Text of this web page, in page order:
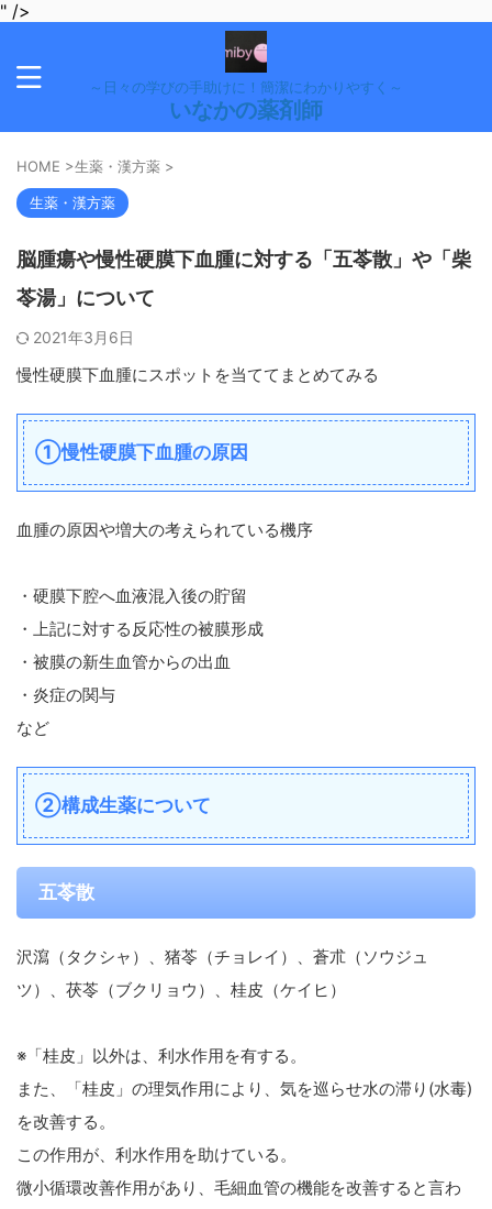
" />
～日々の学びの手助けに！簡潔にわかりやすく～
いなかの薬剤師
HOME >生薬・漢方薬 >
生薬・漢方薬
脳腫瘍や慢性硬膜下血腫に対する「五苓散」や「柴
苓湯」について
2021年3月6日
慢性硬膜下血腫にスポットを当ててまとめてみる
①慢性硬膜下血腫の原因
血腫の原因や増大の考えられている機序
・硬膜下腔へ血液混入後の貯留
・上記に対する反応性の被膜形成
・被膜の新生血管からの出血
・炎症の関与
など
②構成生薬について
五苓散
沢瀉（タクシャ）、猪苓（チョレイ）、蒼朮（ソウジュ
ツ）、茯苓（ブクリョウ）、桂皮（ケイヒ）
※「桂皮」以外は、利水作用を有する。
また、「桂皮」の理気作用により、気を巡らせ水の滞り(水毒)
を改善する。
この作用が、利水作用を助けている。
微小循環改善作用があり、毛細血管の機能を改善すると言わ